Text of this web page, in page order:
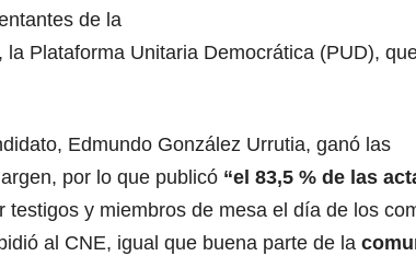
de la
Plataforma Unitaria Democrática (PUD),
Edmundo González Urrutia, ganó las
por lo que publicó “el 83,5 % de las
testigos y miembros de mesa el día de los
al CNE, igual que buena parte de la